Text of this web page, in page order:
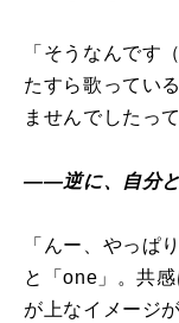
「そうなんです
たすら歌ってい
ませんでしたっ
――逆に、自分と
「んー、やっぱ
と「one」。共
が上なイメージ